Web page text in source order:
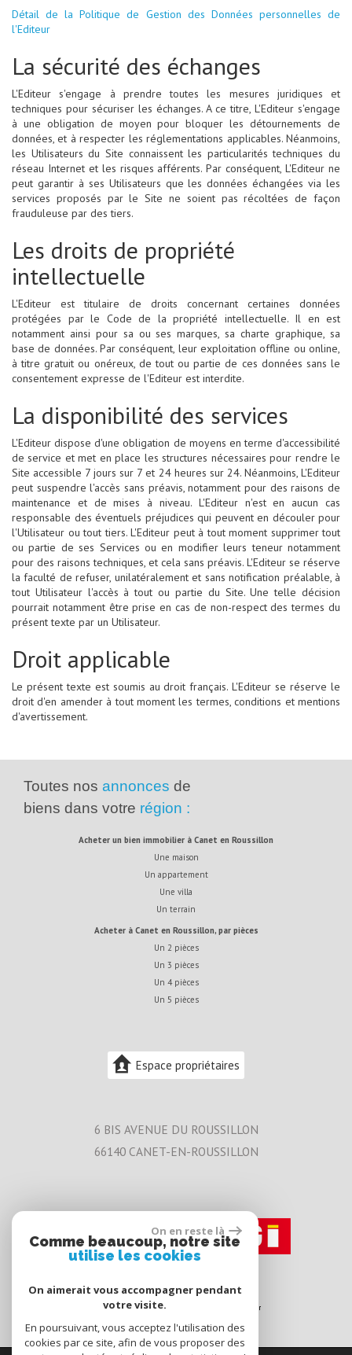
Détail de la Politique de Gestion des Données personnelles de
l'Editeur
La sécurité des échanges
L'Editeur s'engage à prendre toutes les mesures juridiques et
techniques pour sécuriser les échanges. A ce titre, L'Editeur s'engage
à une obligation de moyen pour bloquer les détournements de
données, et à respecter les réglementations applicables. Néanmoins,
les Utilisateurs du Site connaissent les particularités techniques du
réseau Internet et les risques afférents. Par conséquent, L'Editeur ne
peut garantir à ses Utilisateurs que les données échangées via les
services proposés par le Site ne soient pas récoltées de façon
frauduleuse par des tiers.
Les droits de propriété
intellectuelle
L'Editeur est titulaire de droits concernant certaines données
protégées par le Code de la propriété intellectuelle. Il en est
notamment ainsi pour sa ou ses marques, sa charte graphique, sa
base de données. Par conséquent, leur exploitation offline ou online,
à titre gratuit ou onéreux, de tout ou partie de ces données sans le
consentement expresse de l'Editeur est interdite.
La disponibilité des services
L'Editeur dispose d'une obligation de moyens en terme d'accessibilité
de service et met en place les structures nécessaires pour rendre le
Site accessible 7 jours sur 7 et 24 heures sur 24. Néanmoins, L'Editeur
peut suspendre l'accès sans préavis, notamment pour des raisons de
maintenance et de mises à niveau. L'Editeur n'est en aucun cas
responsable des éventuels préjudices qui peuvent en découler pour
l'Utilisateur ou tout tiers. L'Editeur peut à tout moment supprimer tout
ou partie de ses Services ou en modifier leurs teneur notamment
pour des raisons techniques, et cela sans préavis. L'Editeur se réserve
la faculté de refuser, unilatéralement et sans notification préalable, à
tout Utilisateur l'accès à tout ou partie du Site. Une telle décision
pourrait notamment être prise en cas de non-respect des termes du
présent texte par un Utilisateur.
Droit applicable
Le présent texte est soumis au droit français. L'Editeur se réserve le
droit d'en amender à tout moment les termes, conditions et mentions
d'avertissement.
Toutes nos annonces de
biens dans votre région :
acheter un bien immobilier à Canet en Roussillon
Une maison
Un appartement
Une villa
Un terrain
acheter à Canet en Roussillon, par pièces
Un 2 pièces
Un 3 pièces
Un 4 pièces
Un 5 pièces
Espace propriétaires
6 BIS AVENUE DU ROUSSILLON
66140 CANET-EN-ROUSSILLON
On en reste là
Comme beaucoup, notre site
utilise les cookies
On aimerait vous accompagner pendant
votre visite.
En poursuivant, vous acceptez l'utilisation des
cookies par ce site, afin de vous proposer des